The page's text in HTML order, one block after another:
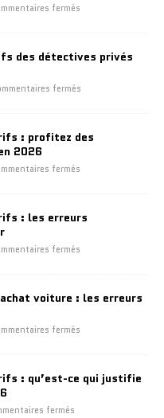
fermés
des détectives privés
fermés
: profitez des
2026
fermés
: les erreurs
fermés
voiture : les erreurs
fermés
: qu’est-ce qui justifie
fermés